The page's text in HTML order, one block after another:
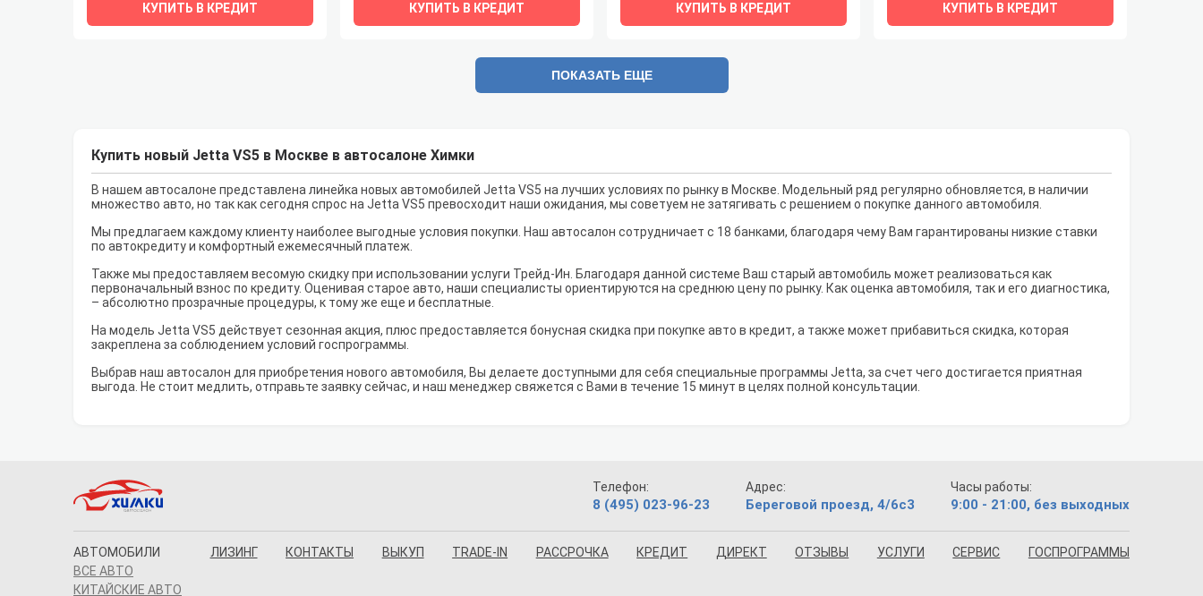
КУПИТЬ В КРЕДИТ КУПИТЬ В КРЕДИТ КУПИТЬ В КРЕДИТ КУПИТЬ В КРЕДИТ
ПОКАЗАТЬ ЕЩЕ
Купить новый Jetta VS5 в Москве в автосалоне Химки
В нашем автосалоне представлена линейка новых автомобилей Jetta VS5 на лучших условиях по рынку в Москве. Модельный ряд регулярно обновляется, в наличии
множество авто, но так как сегодня спрос на Jetta VS5 превосходит наши ожидания, мы советуем не затягивать с решением о покупке данного автомобиля.
Мы предлагаем каждому клиенту наиболее выгодные условия покупки. Наш автосалон сотрудничает с 18 банками, благодаря чему Вам гарантированы низкие ставки
по автокредиту и комфортный ежемесячный платеж.
Также мы предоставляем весомую скидку при использовании услуги Трейд-Ин. Благодаря данной системе Ваш старый автомобиль может реализоваться как
первоначальный взнос по кредиту. Оценивая старое авто, наши специалисты ориентируются на среднюю цену по рынку. Как оценка автомобиля, так и его диагностика,
– абсолютно прозрачные процедуры, к тому же еще и бесплатные.
На модель Jetta VS5 действует сезонная акция, плюс предоставляется бонусная скидка при покупке авто в кредит, а также может прибавиться скидка, которая
закреплена за соблюдением условий госпрограммы.
Выбрав наш автосалон для приобретения нового автомобиля, Вы делаете доступными для себя специальные программы Jetta, за счет чего достигается приятная
выгода. Не стоит медлить, отправьте заявку сейчас, и наш менеджер свяжется с Вами в течение 15 минут в целях полной консультации.
Телефон:
8 (495) 023-96-23
Адрес:
Береговой проезд, 4/6с3
Часы работы:
9:00 - 21:00, без выходных
АВТОМОБИЛИ
ВСЕ АВТО
КИТАЙСКИЕ АВТО
ЛИЗИНГ КОНТАКТЫ ВЫКУП TRADE-IN РАССРОЧКА КРЕДИТ ДИРЕКТ ОТЗЫВЫ УСЛУГИ СЕРВИС ГОСПРОГРАММЫ